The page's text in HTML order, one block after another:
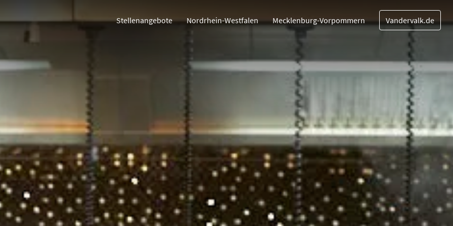
Stellenangebote Nordrhein-Westfalen Mecklenburg-Vorpommern Vandervalk.de